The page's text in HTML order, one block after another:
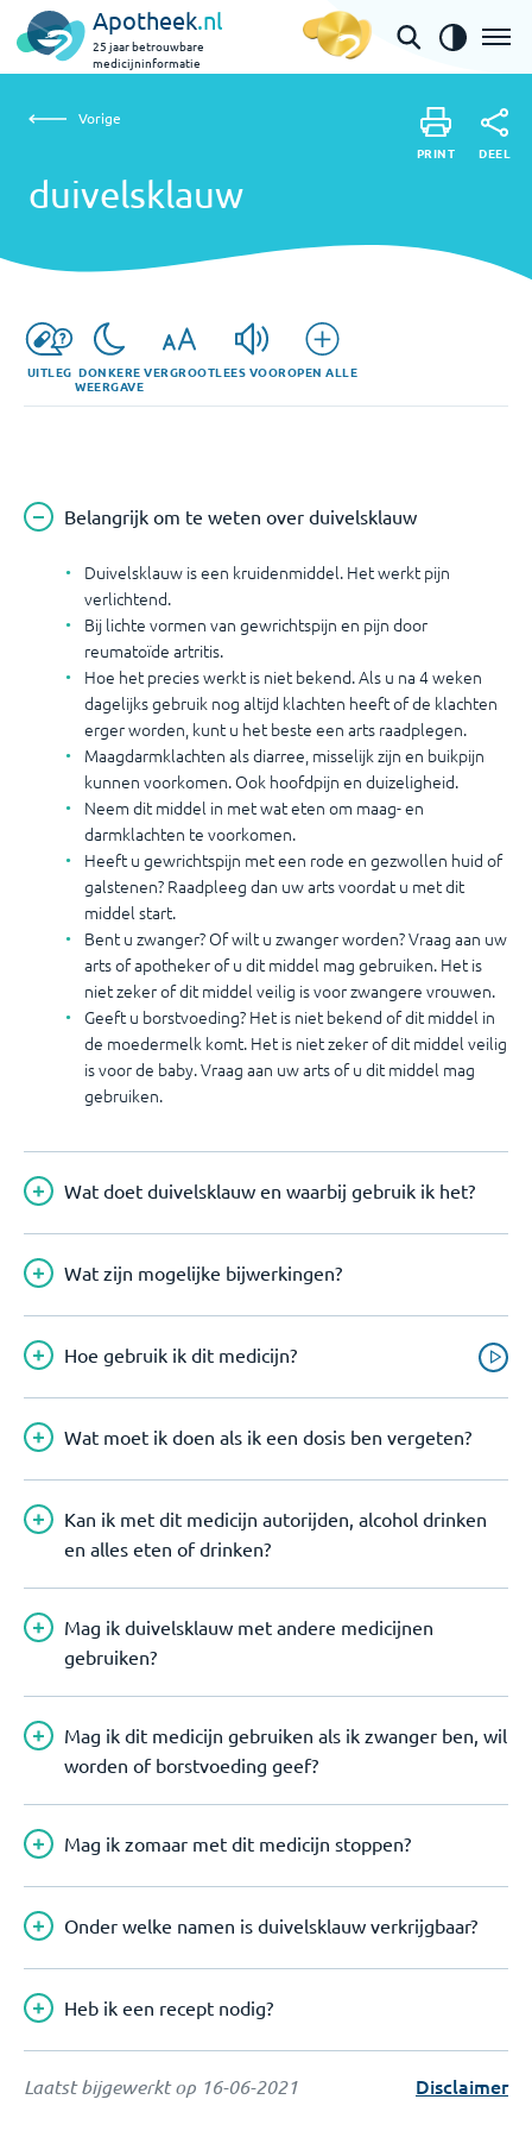
Apotheek.nl
25 jaar betrouwbare
medicijninformatie
duivelsklauw
Vorige
duivelsklauw
PRINT DEEL
UITLEG DONKERE
WEERGAVE
VERGROOTLEES VOOROPEN ALLE
Belangrijk om te weten over duivelsklauw
Duivelsklauw is een kruidenmiddel. Het werkt pijn
verlichtend.
Bij lichte vormen van gewrichtspijn en pijn door
reumatoïde artritis.
Hoe het precies werkt is niet bekend. Als u na 4 weken
dagelijks gebruik nog altijd klachten heeft of de klachten
erger worden, kunt u het beste een arts raadplegen.
Maagdarmklachten als diarree, misselijk zijn en buikpijn
kunnen voorkomen. Ook hoofdpijn en duizeligheid.
Neem dit middel in met wat eten om maag- en
darmklachten te voorkomen.
Heeft u gewrichtspijn met een rode en gezwollen huid of
galstenen? Raadpleeg dan uw arts voordat u met dit
middel start.
Bent u zwanger? Of wilt u zwanger worden? Vraag aan uw
arts of apotheker of u dit middel mag gebruiken. Het is
niet zeker of dit middel veilig is voor zwangere vrouwen.
Geeft u borstvoeding? Het is niet bekend of dit middel in
de moedermelk komt. Het is niet zeker of dit middel veilig
is voor de baby. Vraag aan uw arts of u dit middel mag
gebruiken.
Wat doet duivelsklauw en waarbij gebruik ik het?
Wat zijn mogelijke bijwerkingen?
Hoe gebruik ik dit medicijn?
Wat moet ik doen als ik een dosis ben vergeten?
Kan ik met dit medicijn autorijden, alcohol drinken
en alles eten of drinken?
Mag ik duivelsklauw met andere medicijnen
gebruiken?
Mag ik dit medicijn gebruiken als ik zwanger ben, wil
worden of borstvoeding geef?
Mag ik zomaar met dit medicijn stoppen?
Onder welke namen is duivelsklauw verkrijgbaar?
Heb ik een recept nodig?
Laatst bijgewerkt op 16-06-2021 Disclaimer